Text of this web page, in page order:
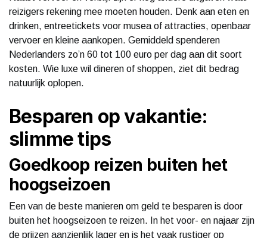
reizigers rekening mee moeten houden. Denk aan eten en
drinken, entreetickets voor musea of attracties, openbaar
vervoer en kleine aankopen. Gemiddeld spenderen
Nederlanders zo’n 60 tot 100 euro per dag aan dit soort
kosten. Wie luxe wil dineren of shoppen, ziet dit bedrag
natuurlijk oplopen.
Besparen op vakantie:
slimme tips
Goedkoop reizen buiten het
hoogseizoen
Een van de beste manieren om geld te besparen is door
buiten het hoogseizoen te reizen. In het voor- en najaar zijn
de prijzen aanzienlijk lager en is het vaak rustiger op